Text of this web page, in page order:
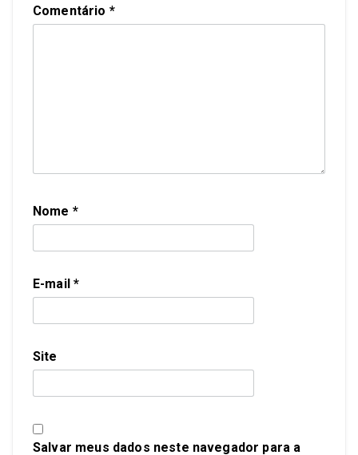
Comentário *
Nome *
E-mail*
Site
Salvar meus dados neste navegador para a